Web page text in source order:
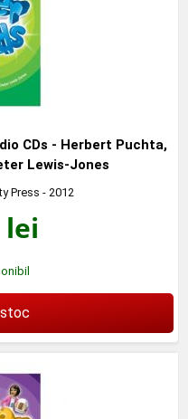
CDs - Herbert Puchta,
Lewis-Jones
Press - 2012
lei